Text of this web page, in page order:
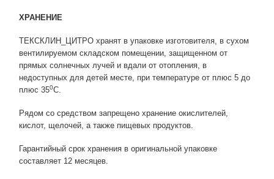
ХРАНЕНИЕ
ТЕКСКЛИН_ЦИТРО хранят в упаковке изготовителя, в сухом
вентилируемом складском помещении, защищенном от
прямых солнечных лучей и вдали от отопления, в
недоступных для детей месте, при температуре от плюс 5 до
плюс 350С.
Рядом со средством запрещено хранение окислителей,
кислот, щелочей, а также пищевых продуктов.
Гарантийный срок хранения в оригинальной упаковке
составляет 12 месяцев.